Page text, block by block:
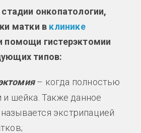
онкопатологии,
матки в клинике
помощи гистерэктомии
типов:
– когда полностью
и шейка. Также данное
экстрипацией